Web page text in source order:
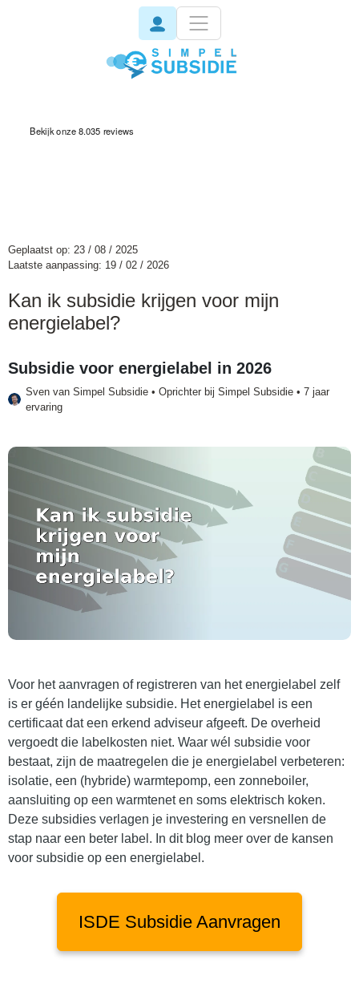
Geplaatst op: 23 / 08 / 2025
Laatste aanpassing: 19 / 02 / 2026
Kan ik subsidie krijgen voor mijn
energielabel?
Subsidie voor energielabel in 2026
Sven van Simpel Subsidie • Oprichter bij Simpel Subsidie • 7 jaar
ervaring
Voor het aanvragen of registreren van het energielabel zelf
is er géén landelijke subsidie. Het energielabel is een
certificaat dat een erkend adviseur afgeeft. De overheid
vergoedt die labelkosten niet. Waar wél subsidie voor
bestaat, zijn de maatregelen die je energielabel verbeteren:
isolatie, een (hybride) warmtepomp, een zonneboiler,
aansluiting op een warmtenet en soms elektrisch koken.
Deze subsidies verlagen je investering en versnellen de
stap naar een beter label. In dit blog meer over de kansen
voor subsidie op een energielabel.
ISDE Subsidie Aanvragen